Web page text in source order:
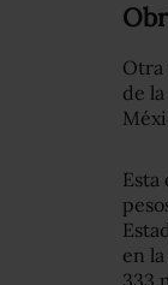
Otra
de
Esta
en